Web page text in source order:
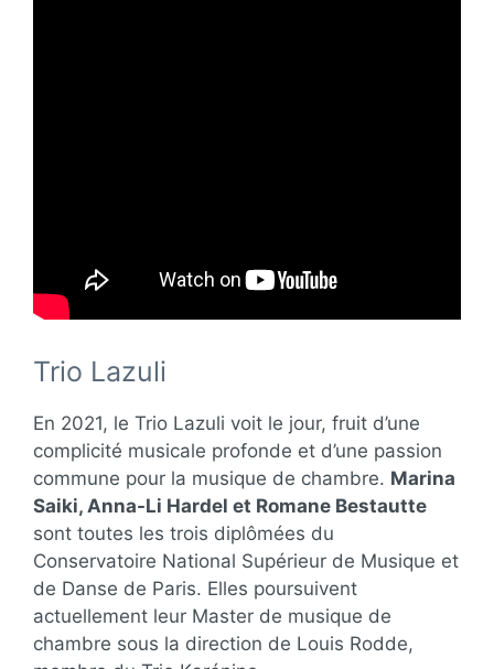
Trio Lazuli
En 2021, le Trio Lazuli voit le jour, fruit d’une
complicité musicale profonde et d’une passion
commune pour la musique de chambre. Marina
Saiki, Anna-Li Hardel et Romane Bestautte
sont toutes les trois diplômées du
Conservatoire National Supérieur de Musique et
de Danse de Paris. Elles poursuivent
actuellement leur Master de musique de
chambre sous la direction de Louis Rodde,